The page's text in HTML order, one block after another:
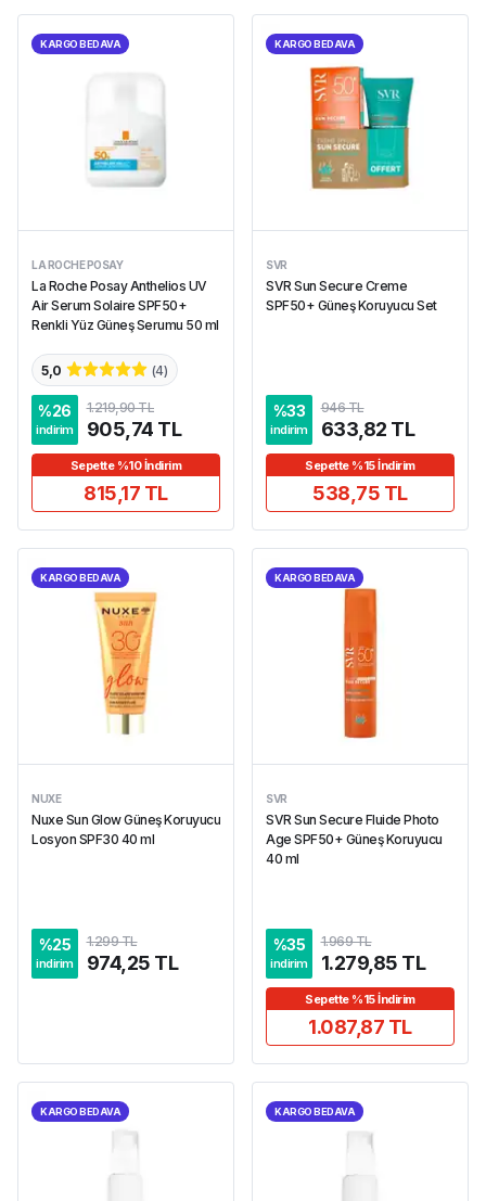
KARGO BEDAVA
LA ROCHE POSAY
La Roche Posay Anthelios UV
Air Serum Solaire SPF50+
Renkli Yüz Güneş Serumu 50 ml
5,0 (4)
%26
indirim
1.219,90 TL
905,74 TL
Sepette %10 İndirim
815,17 TL
KARGO BEDAVA
SVR
SVR Sun Secure Creme
SPF50+ Güneş Koruyucu Set
%33
indirim
946 TL
633,82 TL
Sepette %15 İndirim
538,75 TL
KARGO BEDAVA
NUXE
Nuxe Sun Glow Güneş Koruyucu
Losyon SPF30 40 ml
%25
indirim
1.299 TL
974,25 TL
KARGO BEDAVA
SVR
SVR Sun Secure Fluide Photo
Age SPF50+ Güneş Koruyucu
40 ml
%35
indirim
1.969 TL
1.279,85 TL
Sepette %15 İndirim
1.087,87 TL
KARGO BEDAVA KARGO BEDAVA